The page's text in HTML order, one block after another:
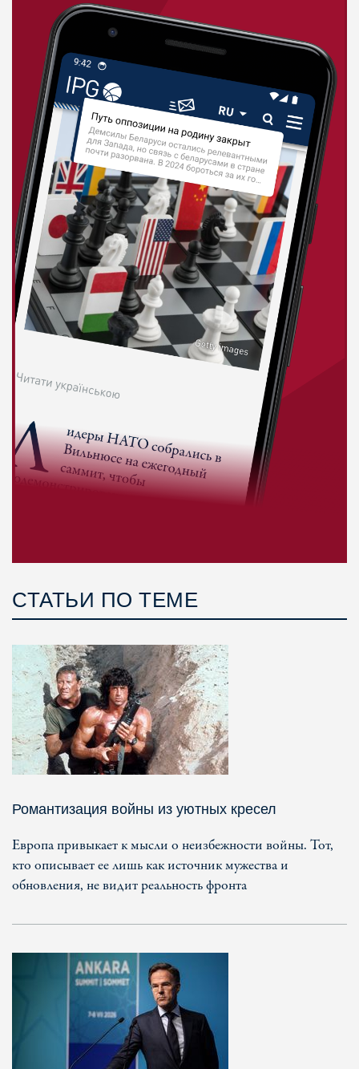
СТАТЬИ ПО ТЕМЕ
Романтизация войны из уютных кресел
Европа привыкает к мысли о неизбежности войны. Тот,
кто описывает ее лишь как источник мужества и
обновления, не видит реальность фронта